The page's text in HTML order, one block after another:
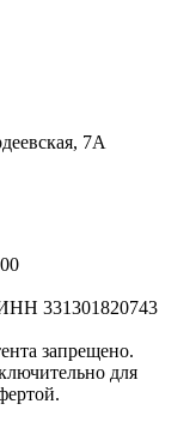
7А
331301820743
запрещено.
для